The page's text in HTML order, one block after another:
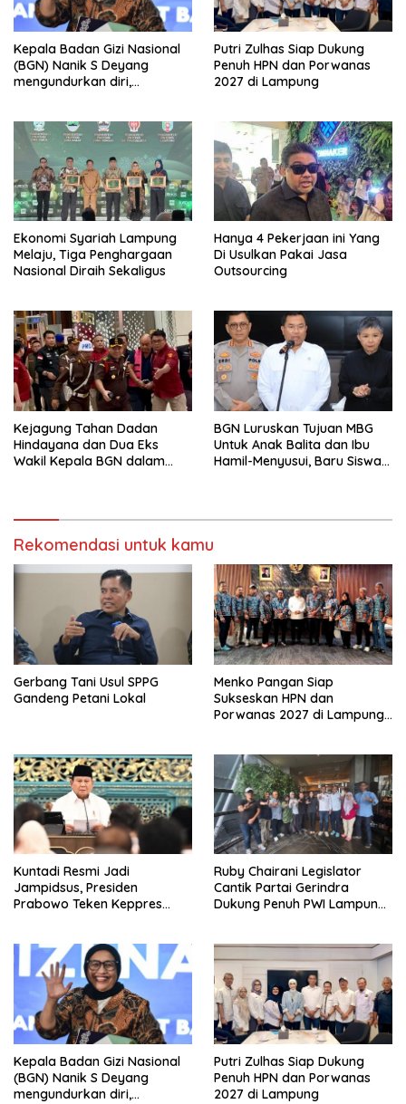
Kepala Badan Gizi Nasional
(BGN) Nanik S Deyang
mengundurkan diri,
Putri Zulhas Siap Dukung
Penuh HPN dan Porwanas
2027 di Lampung
Ekonomi Syariah Lampung
Melaju, Tiga Penghargaan
Nasional Diraih Sekaligus
Hanya 4 Pekerjaan ini Yang
Di Usulkan Pakai Jasa
Outsourcing
Kejagung Tahan Dadan
Hindayana dan Dua Eks
Wakil Kepala BGN dalam
BGN Luruskan Tujuan MBG
Untuk Anak Balita dan Ibu
Hamil-Menyusui, Baru Siswa
Rekomendasi untuk kamu
Gerbang Tani Usul SPPG
Gandeng Petani Lokal
Menko Pangan Siap
Sukseskan HPN dan
Porwanas 2027 di Lampung,
Kuntadi Resmi Jadi
Jampidsus, Presiden
Prabowo Teken Keppres
Ruby Chairani Legislator
Cantik Partai Gerindra
Dukung Penuh PWI Lampung
Kepala Badan Gizi Nasional
(BGN) Nanik S Deyang
mengundurkan diri,
Putri Zulhas Siap Dukung
Penuh HPN dan Porwanas
2027 di Lampung